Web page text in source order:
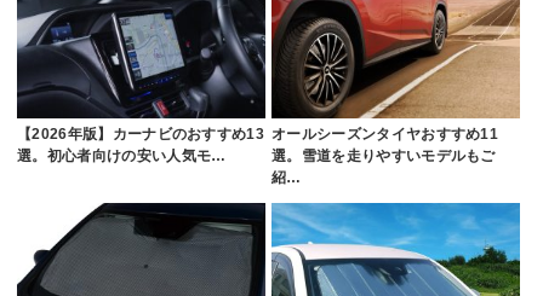
【2026年版】カーナビのおすすめ13
選。初心者向けの安い人気モ…
オールシーズンタイヤおすすめ11
選。雪道を走りやすいモデルもご
紹…